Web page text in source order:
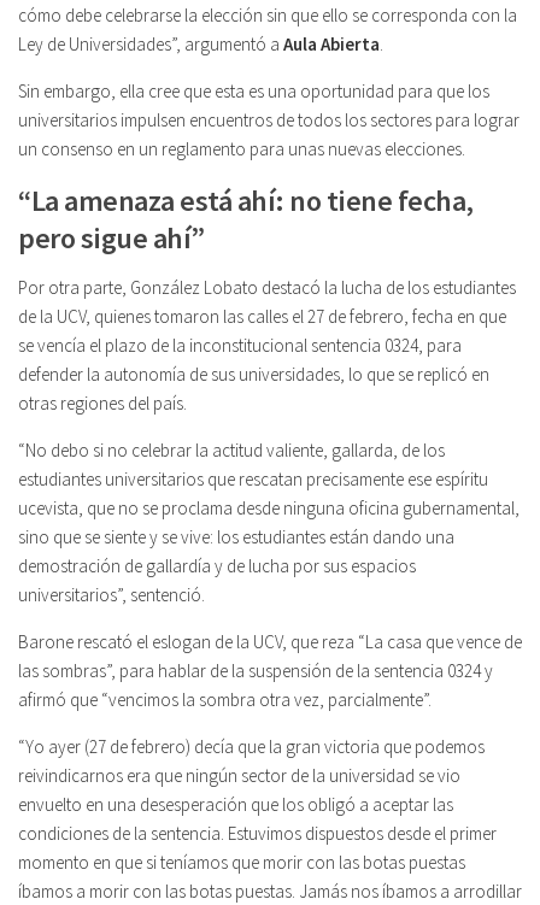
cómo debe celebrarse la elección sin que ello se corresponda con la
Ley de Universidades”, argumentó a Aula Abierta.
Sin embargo, ella cree que esta es una oportunidad para que los
universitarios impulsen encuentros de todos los sectores para lograr
un consenso en un reglamento para unas nuevas elecciones.
“La amenaza está ahí: no tiene fecha,
pero sigue ahí”
Por otra parte, González Lobato destacó la lucha de los estudiantes
de la UCV, quienes tomaron las calles el 27 de febrero, fecha en que
se vencía el plazo de la inconstitucional sentencia 0324, para
defender la autonomía de sus universidades, lo que se replicó en
otras regiones del país.
“No debo si no celebrar la actitud valiente, gallarda, de los
estudiantes universitarios que rescatan precisamente ese espíritu
ucevista, que no se proclama desde ninguna oficina gubernamental,
sino que se siente y se vive: los estudiantes están dando una
demostración de gallardía y de lucha por sus espacios
universitarios”, sentenció.
Barone rescató el eslogan de la UCV, que reza “La casa que vence de
las sombras”, para hablar de la suspensión de la sentencia 0324 y
afirmó que “vencimos la sombra otra vez, parcialmente”.
“Yo ayer (27 de febrero) decía que la gran victoria que podemos
reivindicarnos era que ningún sector de la universidad se vio
envuelto en una desesperación que los obligó a aceptar las
condiciones de la sentencia. Estuvimos dispuestos desde el primer
momento en que si teníamos que morir con las botas puestas
íbamos a morir con las botas puestas. Jamás nos íbamos a arrodillar